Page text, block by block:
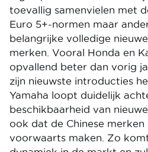
toevallig samenvielen met
Euro 5+-normen maar
belangrijke volledige
merken. Vooral Honda en
opvallend beter dan vorig
zijn nieuwste introducties
Yamaha loopt duidelijk
beschikbaarheid van
ook dat de Chinese
voorwaarts maken. Zo